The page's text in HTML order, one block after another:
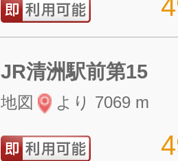
JR清洲駅前第15
地図 より 7069 m